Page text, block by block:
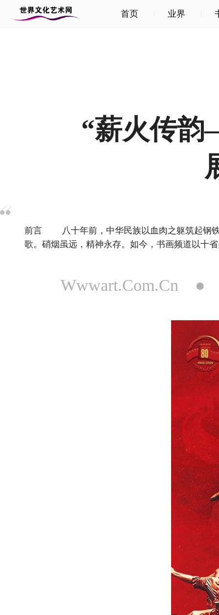
首页 业界
“薪火传
前言 八十年前，中华民族以血肉之躯筑起钢铁
歌。硝烟虽远，精神永存。如今，书画频道以十
Wwwart.Com.Cn